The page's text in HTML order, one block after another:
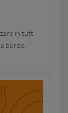
in tutti i
bordo.